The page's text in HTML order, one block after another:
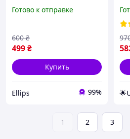
веревка, наручники,
Фиолетовый
Готово к отправке
499₴
600 ₴
Купить
Ellips 99%
1 2 3